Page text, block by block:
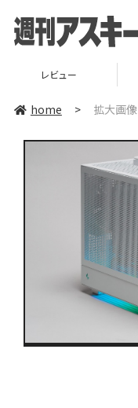
レビュー
home > 拡大画像